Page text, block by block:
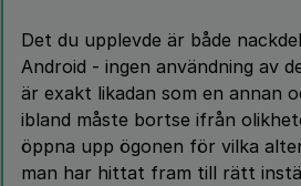
Det du upplevde är både
Android - ingen användning av
är exakt likadan som en annan
ibland måste bortse ifrån
öppna upp ögonen för vilka
man har hittat fram till rätt